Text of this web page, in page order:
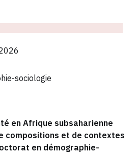
sociologie
en Afrique subsaharienne
compositions et de contextes
en démographie-